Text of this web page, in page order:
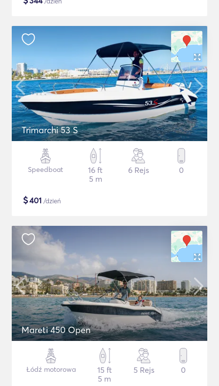
Trimarchi 53 S
Speedboat
16 ft
5 m
6 Rejs 0
$401 /dzień
Mareti 450 Open
Łódź motorowa
15 ft
5 m
5 Rejs 0